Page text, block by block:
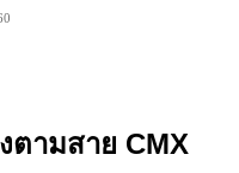
ตามสาย CMX